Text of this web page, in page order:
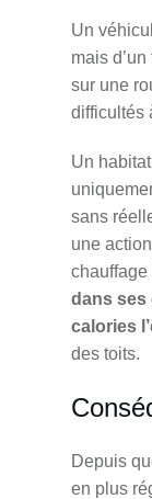
Un
mais
sur une
difficultés
Un
sans
une
chauffage
dans ses
calories
des toits.
Depuis
en plus